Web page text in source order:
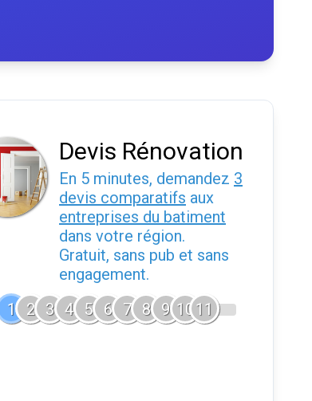
Devis Rénovation
En 5 minutes, demandez 3
devis comparatifs aux
entreprises du batiment
dans votre région.
Gratuit, sans pub et sans
engagement.
1
2 3 4 5 6 7 8 9 1011